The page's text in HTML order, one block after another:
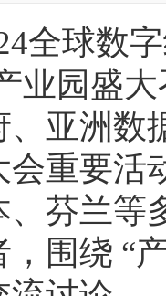
全球数
业园盛
亚洲数
会重要活
、芬兰等
围绕 “